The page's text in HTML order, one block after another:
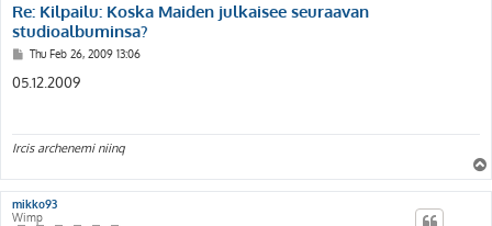
Re: Kilpailu: Koska Maiden julkaisee seuraavan
studioalbuminsa?
P
s
t
Thu Feb 26, 2009 13:06
05.12.2009
Ircis archenemi niinq
mikko93
Wimp